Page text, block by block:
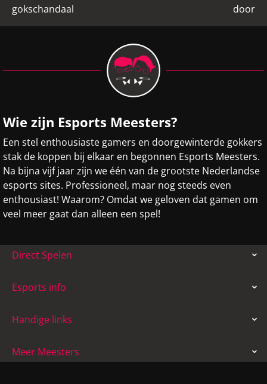
gokschandaal
door
Wie zijn Esports Meesters?
Een stel enthousiaste gamers en doorgewinterde gokkers
stak de koppen bij elkaar en begonnen Esports Meesters.
Na bijna vijf jaar zijn we één van de grootste Nederlandse
esports sites. Professioneel, maar nog steeds even
enthousiast! Waarom? Omdat we geloven dat gamen om
veel meer gaat dan alleen een spel!
Direct Spelen
Esports info
Handige links
Meer Meesters